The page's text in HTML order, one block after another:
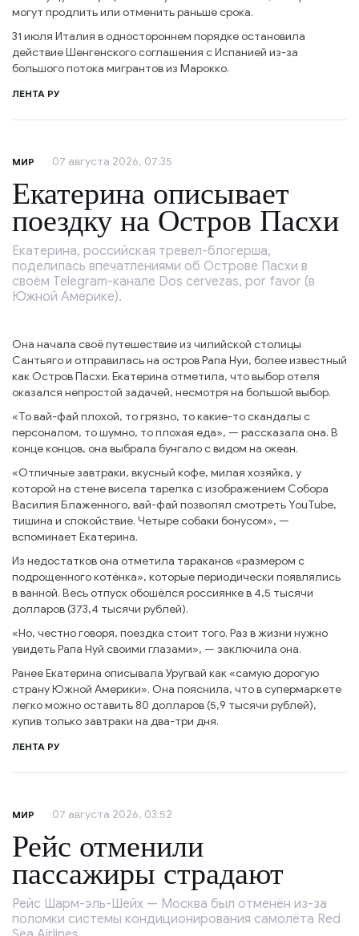
могут продлить или отменить раньше срока.
31 июля Италия в одностороннем порядке остановила
действие Шенгенского соглашения с Испанией из-за
большого потока мигрантов из Марокко.
ЛЕНТА РУ
МИР 07 августа 2026, 07:35
Екатерина описывает
поездку на Остров Пасхи
Екатерина, российская тревел-блогерша,
поделилась впечатлениями об Острове Пасхи в
своём Telegram-канале Dos cervezas, por favor (в
Южной Америке).
Она начала своё путешествие из чилийской столицы
Сантьяго и отправилась на остров Рапа Нуи, более известный
как Остров Пасхи. Екатерина отметила, что выбор отеля
оказался непростой задачей, несмотря на большой выбор.
«То вай-фай плохой, то грязно, то какие-то скандалы с
персоналом, то шумно, то плохая еда», — рассказала она. В
конце концов, она выбрала бунгало с видом на океан.
«Отличные завтраки, вкусный кофе, милая хозяйка, у
которой на стене висела тарелка с изображением Собора
Василия Блаженного, вай-фай позволял смотреть YouTube,
тишина и спокойствие. Четыре собаки бонусом», —
вспоминает Екатерина.
Из недостатков она отметила тараканов «размером с
подрощенного котёнка», которые периодически появлялись
в ванной. Весь отпуск обошёлся россиянке в 4,5 тысячи
долларов (373,4 тысячи рублей).
«Но, честно говоря, поездка стоит того. Раз в жизни нужно
увидеть Рапа Нуй своими глазами», — заключила она.
Ранее Екатерина описывала Уругвай как «самую дорогую
страну Южной Америки». Она пояснила, что в супермаркете
легко можно оставить 80 долларов (5,9 тысячи рублей),
купив только завтраки на два-три дня.
ЛЕНТА РУ
МИР 07 августа 2026, 03:52
Рейс отменили
пассажиры страдают
Рейс Шарм-эль-Шейх — Москва был отменён из-за
поломки системы кондиционирования самолёта Red